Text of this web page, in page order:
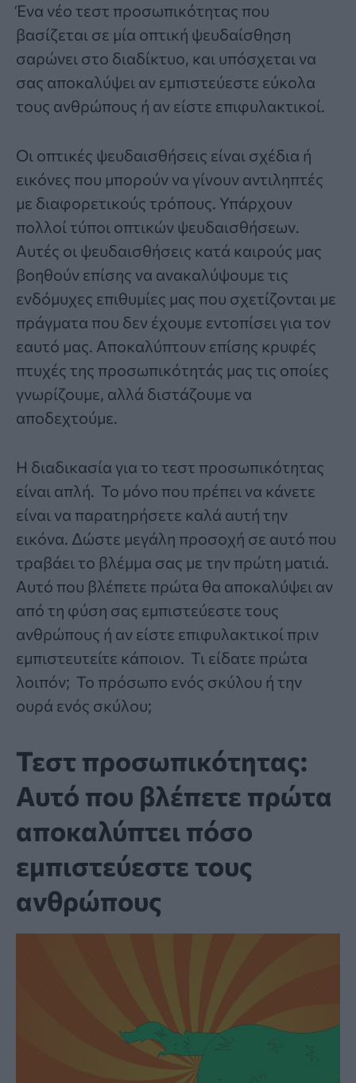
Ένα νέο τεστ προσωπικότητας που
βασίζεται σε μία οπτική ψευδαίσθηση
σαρώνει στο διαδίκτυο, και υπόσχεται να
σας αποκαλύψει αν εμπιστεύεστε εύκολα
τους ανθρώπους ή αν είστε επιφυλακτικοί.
Οι οπτικές ψευδαισθήσεις είναι σχέδια ή
εικόνες που μπορούν να γίνουν αντιληπτές
με διαφορετικούς τρόπους. Υπάρχουν
πολλοί τύποι οπτικών ψευδαισθήσεων.
Αυτές οι ψευδαισθήσεις κατά καιρούς μας
βοηθούν επίσης να ανακαλύψουμε τις
ενδόμυχες επιθυμίες μας που σχετίζονται με
πράγματα που δεν έχουμε εντοπίσει για τον
εαυτό μας. Αποκαλύπτουν επίσης κρυφές
πτυχές της προσωπικότητάς μας τις οποίες
γνωρίζουμε, αλλά διστάζουμε να
αποδεχτούμε.
Η διαδικασία για το τεστ προσωπικότητας
είναι απλή. Το μόνο που πρέπει να κάνετε
είναι να παρατηρήσετε καλά αυτή την
εικόνα. Δώστε μεγάλη προσοχή σε αυτό που
τραβάει το βλέμμα σας με την πρώτη ματιά.
Αυτό που βλέπετε πρώτα θα αποκαλύψει αν
από τη φύση σας εμπιστεύεστε τους
ανθρώπους ή αν είστε επιφυλακτικοί πριν
εμπιστευτείτε κάποιον. Τι είδατε πρώτα
λοιπόν; Το πρόσωπο ενός σκύλου ή την
ουρά ενός σκύλου;
Τεστ προσωπικότητας:
Αυτό που βλέπετε πρώτα
αποκαλύπτει πόσο
εμπιστεύεστε τους
ανθρώπους